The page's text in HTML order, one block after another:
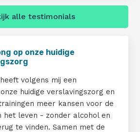
alle testimonials
op onze huidige
volgens mij een
huidige verslavingszorg en
meer kansen voor de
het leven - zonder alcohol en
te vinden. Samen met de